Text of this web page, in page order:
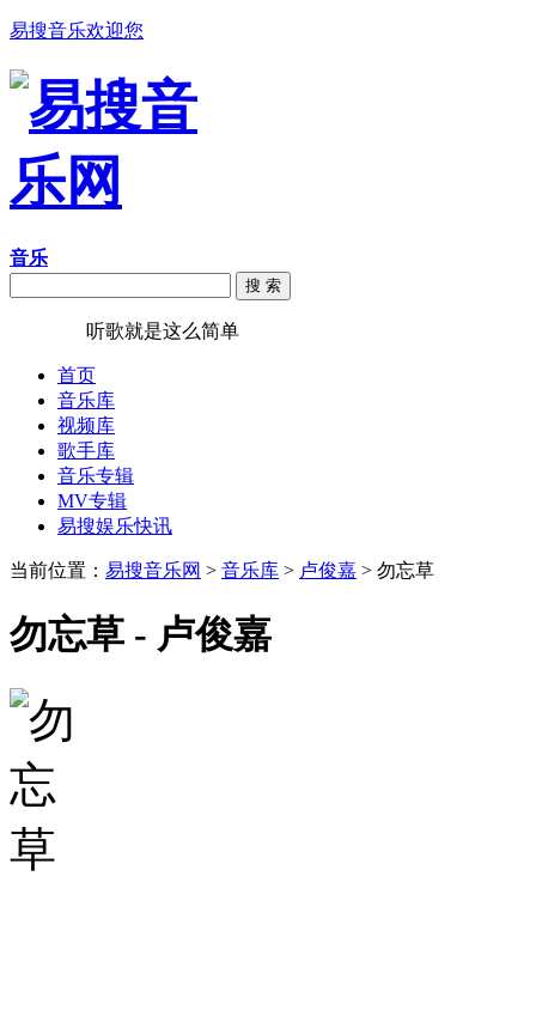
易搜音乐欢迎您
音乐
搜 索
听歌就是这么简单
首页
音乐库
视频库
歌手库
音乐专辑
MV专辑
易搜娱乐快讯
当前位置： 易搜音乐网 > 音乐库 > 卢俊嘉 > 勿忘草
勿忘草 - 卢俊嘉